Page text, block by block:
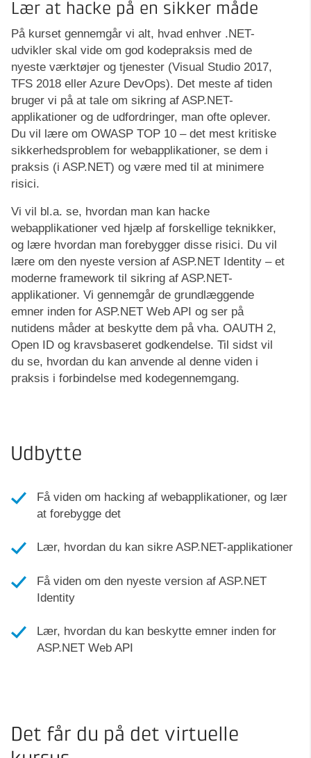
Lær at hacke på en sikker måde
På kurset gennemgår vi alt, hvad enhver .NET-
udvikler skal vide om god kodepraksis med de
nyeste værktøjer og tjenester (Visual Studio 2017,
TFS 2018 eller Azure DevOps). Det meste af tiden
bruger vi på at tale om sikring af ASP.NET-
applikationer og de udfordringer, man ofte oplever.
Du vil lære om OWASP TOP 10 – det mest kritiske
sikkerhedsproblem for webapplikationer, se dem i
praksis (i ASP.NET) og være med til at minimere
risici.
Vi vil bl.a. se, hvordan man kan hacke
webapplikationer ved hjælp af forskellige teknikker,
og lære hvordan man forebygger disse risici. Du vil
lære om den nyeste version af ASP.NET Identity – et
moderne framework til sikring af ASP.NET-
applikationer. Vi gennemgår de grundlæggende
emner inden for ASP.NET Web API og ser på
nutidens måder at beskytte dem på vha. OAUTH 2,
Open ID og kravsbaseret godkendelse. Til sidst vil
du se, hvordan du kan anvende al denne viden i
praksis i forbindelse med kodegennemgang.
Udbytte
Få viden om hacking af webapplikationer, og lær
at forebygge det
Lær, hvordan du kan sikre ASP.NET-applikationer
Få viden om den nyeste version af ASP.NET
Identity
Lær, hvordan du kan beskytte emner inden for
ASP.NET Web API
Det får du på det virtuelle